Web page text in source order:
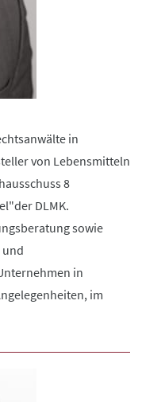
in
von Lebensmitteln
8
DLMK.
sowie
und
in
im